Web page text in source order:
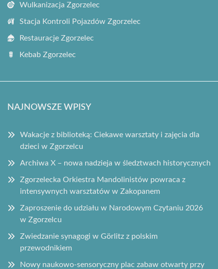
Wulkanizacja Zgorzelec
Stacja Kontroli Pojazdów Zgorzelec
Restauracje Zgorzelec
Kebab Zgorzelec
NAJNOWSZE WPISY
Wakacje z biblioteką: Ciekawe warsztaty i zajęcia dla
dzieci w Zgorzelcu
Archiwa X – nowa nadzieja w śledztwach historycznych
Zgorzelecka Orkiestra Mandolinistów powraca z
intensywnych warsztatów w Zakopanem
Zaproszenie do udziału w Narodowym Czytaniu 2026
w Zgorzelcu
Zwiedzanie synagogi w Görlitz z polskim
przewodnikiem
Nowy naukowo-sensoryczny plac zabaw otwarty przy